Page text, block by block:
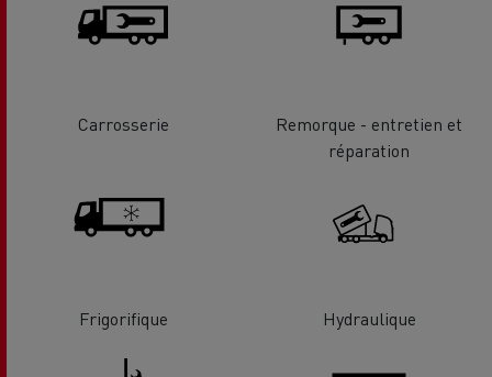
Carrosserie
Remorque - entretien et
réparation
Frigorifique Hydraulique